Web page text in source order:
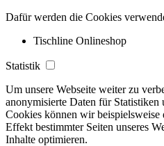
Dafür werden die Cookies
Tischline Onlineshop
Statistik
Um unsere Webseite weiter zu
anonymisierte Daten für
Cookies können wir beispielsweise
Effekt bestimmter Seiten unseres
Inhalte optimieren.